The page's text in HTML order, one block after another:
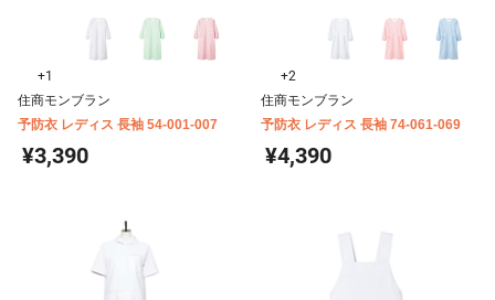
+1
住商モンブラン
予防衣 レディス 長袖 54-001-007
¥3,390
+2
住商モンブラン
予防衣 レディス 長袖 74-061-069
¥4,390